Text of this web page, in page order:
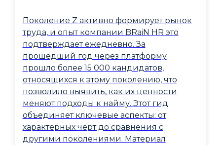
Поколение Z активно формирует рынок
труда, и опыт компании BRaiN HR это
подтверждает ежедневно. За
прошедший год через платформу
прошло более 15 000 кандидатов,
относящихся к этому поколению, что
позволило выявить, как их ценности
меняют подходы к найму. Этот гид
объединяет ключевые аспекты: от
характерных черт до сравнения с
другими поколениями. Материал